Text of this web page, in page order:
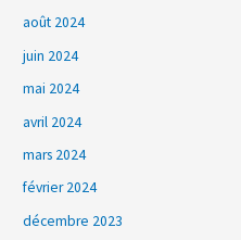
août 2024
juin 2024
mai 2024
avril 2024
mars 2024
février 2024
décembre 2023